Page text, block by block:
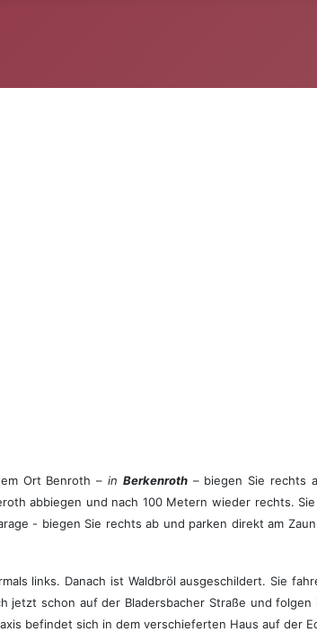
Ort Benroth – in Berkenroth – biegen Sie rechts
abbiegen und nach 100 Metern wieder rechts.
- biegen Sie rechts ab und parken direkt am
links. Danach ist Waldbröl ausgeschildert. Sie
jetzt schon auf der Bladersbacher Straße und
befindet sich in dem verschieferten Haus auf der